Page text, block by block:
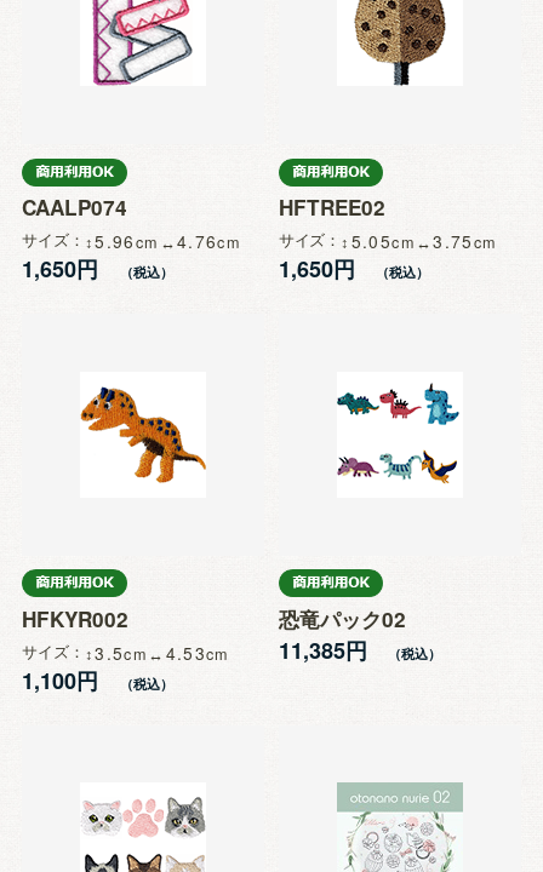
CAALP074
サイズ 5.96 4.76
1,650円
HFTREE02
サイズ 5.05 3.75
1,650円
HFKYR002
サイズ 3.5 4.53
1,100円
恐竜パック02
11,385円